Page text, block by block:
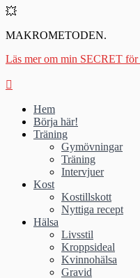
💥
MAKROMETODEN.
Läs mer om min SECRET
Hem
Börja här!
Träning
Gymövningar
Träning
Intervjuer
Kost
Kostillskott
Nyttiga recept
Hälsa
Livsstil
Kroppsideal
Kvinnohälsa
Gravid